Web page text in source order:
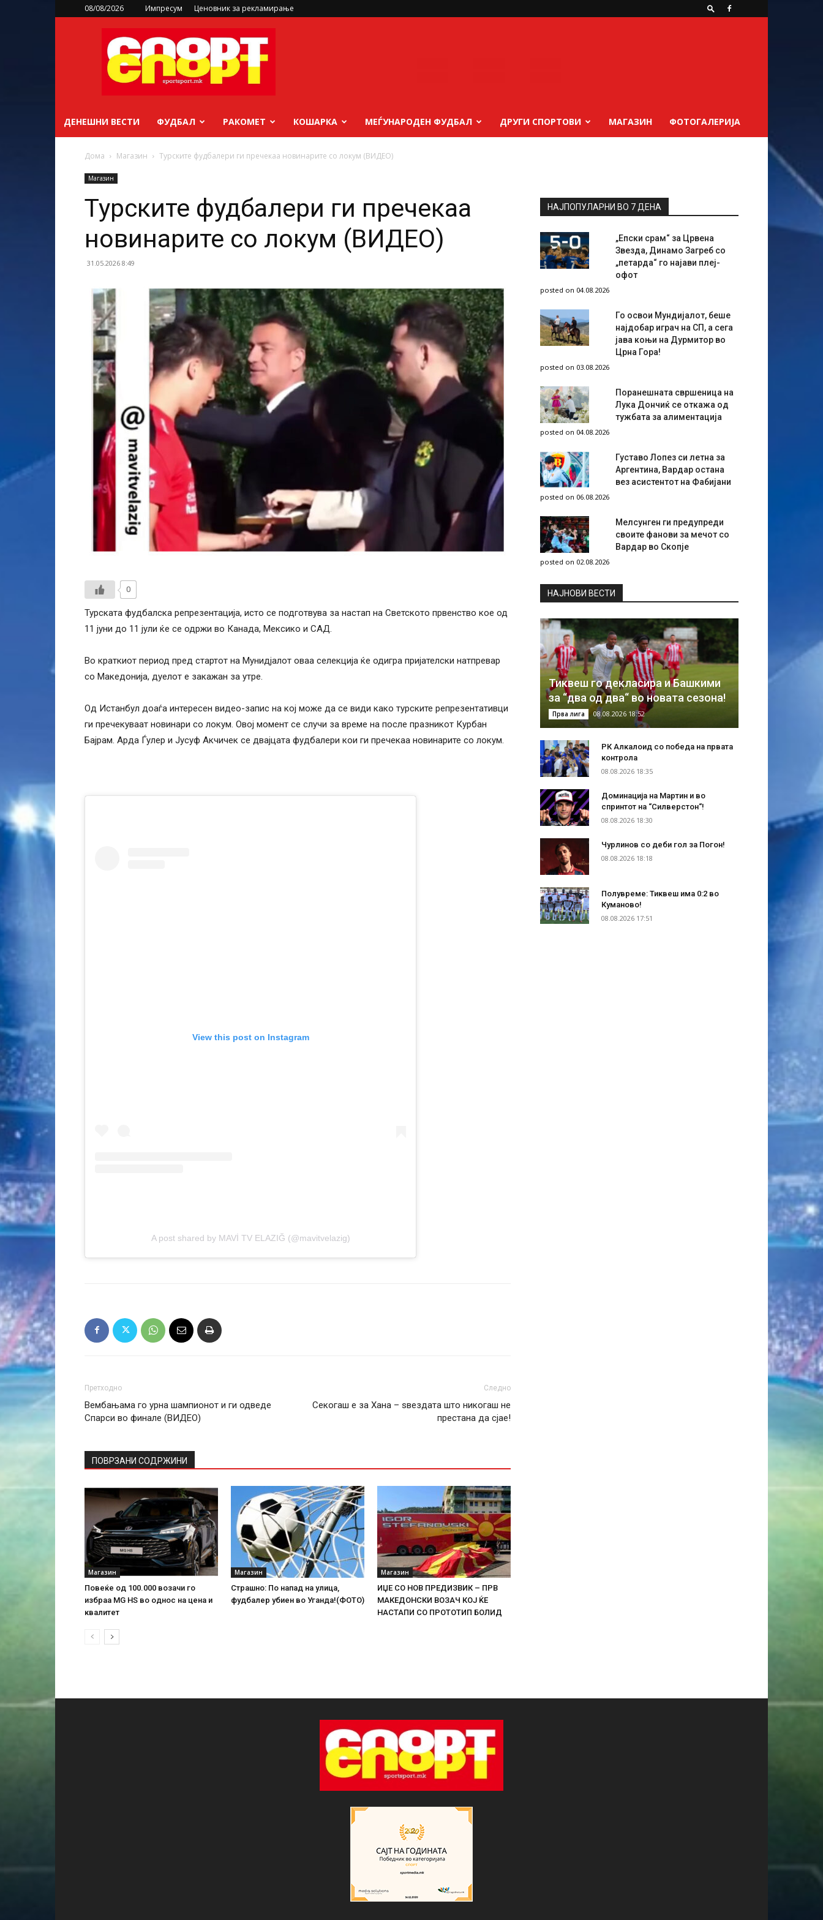
08/08/2026 Импресум Ценовник за рекламирање
sportsport.mk
ДЕНЕШНИ ВЕСТИ ФУДБАЛ РАКОМЕТ КОШАРКА МЕЃУНАРОДЕН ФУДБАЛ ДРУГИ СПОРТОВИ МАГАЗИН ФОТОГАЛЕРИЈА
Дома Магазин Турските фудбалери ги пречекаа новинарите со локум (ВИДЕО)
Магазин
Турските фудбалери ги пречекаа
новинарите со локум (ВИДЕО)
31.05.2026 8:49
0
Турската фудбалска репрезентација, исто се подготвува за настап на Светското првенство кое од
11 јуни до 11 јули ќе се одржи во Канада, Мексико и САД.
Во краткиот период пред стартот на Мунидјалот оваа селекција ќе одигра пријателски натпревар
со Македонија, дуелот е закажан за утре.
Од Истанбул доаѓа интересен видео-запис на кој може да се види како турските репрезентативци
ги пречекуваат новинари со локум. Овој момент се случи за време на после празникот Курбан
Бајрам. Арда Ѓулер и Јусуф Акчичек се двајцата фудбалери кои ги пречекаа новинарите со локум.
View this post on Instagram
A post shared by MAVİ TV ELAZIĞ (@mavitvelazig)
Претходно
Вембањама го урна шампионот и ги одведе
Спарси во финале (ВИДЕО)
Следно
Секогаш е за Хана – ѕвездата што никогаш не
престана да сјае!
ПОВРЗАНИ СОДРЖИНИ
Магазин
Повеќе од 100.000 возачи го
избраа MG HS во однос на цена и
квалитет
Магазин
Страшно: По напад на улица,
фудбалер убиен во Уганда!(ФОТО)
Магазин
ИЏЕ СО НОВ ПРЕДИЗВИК – ПРВ
МАКЕДОНСКИ ВОЗАЧ КОЈ ЌЕ
НАСТАПИ СО ПРОТОТИП БОЛИД
НАЈПОПУЛАРНИ ВО 7 ДЕНА
„Епски срам“ за Црвена
Звезда, Динамо Загреб со
„петарда“ го најави плеј-
офот
posted on 04.08.2026
Го освои Мундијалот, беше
најдобар играч на СП, а сега
јава коњи на Дурмитор во
Црна Гора!
posted on 03.08.2026
Поранешната свршеница на
Лука Дончиќ се откажа од
тужбата за алиментација
posted on 04.08.2026
Густаво Лопез си летна за
Аргентина, Вардар остана
вез асистентот на Фабијани
posted on 06.08.2026
Мелсунген ги предупреди
своите фанови за мечот со
Вардар во Скопје
posted on 02.08.2026
НAЈНОВИ ВЕСТИ
Тиквеш го декласира и Башкими
за “два од два“ во новата сезона!
Прва лига 08.08.2026 18:52
РК Алкалоид со победа на првата
контрола
08.08.2026 18:35
Доминација на Мартин и во
спринтот на “Силверстон“!
08.08.2026 18:30
Чурлинов со деби гол за Погон!
08.08.2026 18:18
Полувреме: Тиквеш има 0:2 во
Куманово!
08.08.2026 17:51